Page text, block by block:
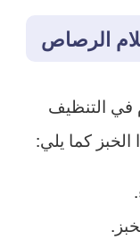
الرصاص
في التنظيف
كما يلي: